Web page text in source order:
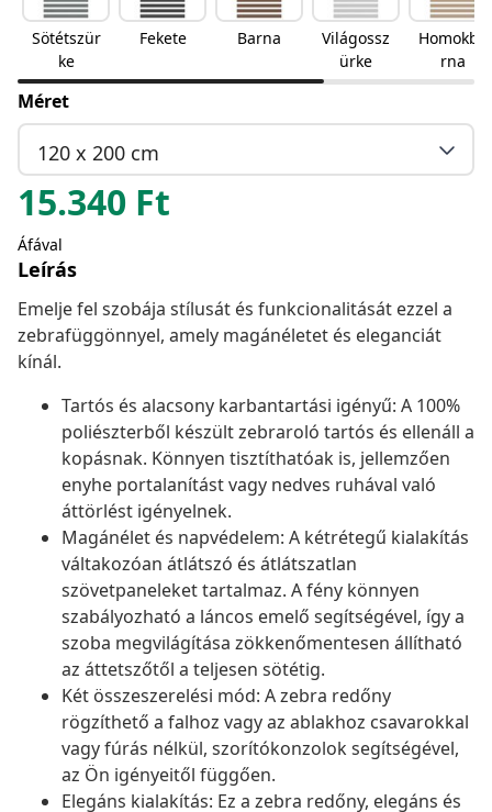
Sötétszür
ke
Fekete Barna
Világossz
ürke
Homokba
rna
Méret
120 x 200 cm
15.340 Ft
Áfával
Leírás
Emelje fel szobája stílusát és funkcionalitását ezzel a
zebrafüggönnyel, amely magánéletet és eleganciát
kínál.
Tartós és alacsony karbantartási igényű: A 100%
poliészterből készült zebraroló tartós és ellenáll a
kopásnak. Könnyen tisztíthatóak is, jellemzően
enyhe portalanítást vagy nedves ruhával való
áttörlést igényelnek.
Magánélet és napvédelem: A kétrétegű kialakítás
váltakozóan átlátszó és átlátszatlan
szövetpaneleket tartalmaz. A fény könnyen
szabályozható a láncos emelő segítségével, így a
szoba megvilágítása zökkenőmentesen állítható
az áttetszőtől a teljesen sötétig.
Két összeszerelési mód: A zebra redőny
rögzíthető a falhoz vagy az ablakhoz csavarokkal
vagy fúrás nélkül, szorítókonzolok segítségével,
az Ön igényeitől függően.
Elegáns kialakítás: Ez a zebra redőny, elegáns és